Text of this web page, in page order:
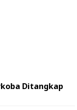
Ditangkap